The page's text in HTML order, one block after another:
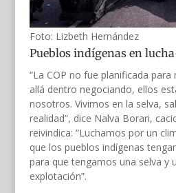
Foto: Lizbeth Hernández
Pueblos indígenas en lucha
“La COP no fue planificada
allá dentro negociando, ellos
nosotros. Vivimos en la selva,
realidad”, dice Nalva Borari,
reivindica: “Luchamos por un
que los pueblos indígenas
para que tengamos una selva y
explotación”.